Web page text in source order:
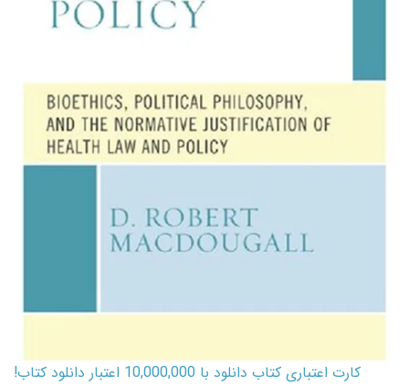
کارت اعتباری کتاب دانلود با 10,000,000 اعتبار دانلود کتاب!